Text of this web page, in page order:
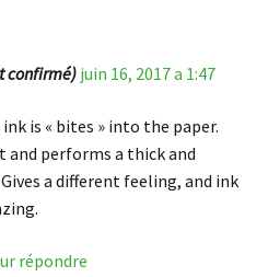
confirmé) juin 16, 2017 a 1:47
is « bites » into the paper.
and performs a thick and
a different feeling, and ink
répondre